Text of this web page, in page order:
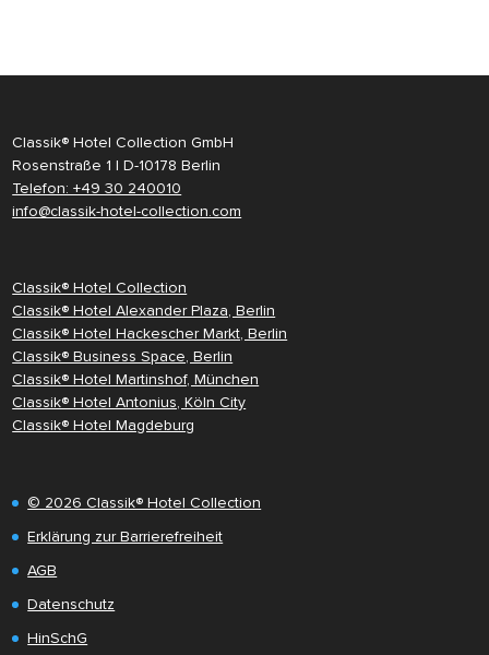
Classik® Hotel Collection GmbH
Rosenstraße 1 | D-10178 Berlin
Telefon: +49 30 240010
info@classik-hotel-collection.com
Classik® Hotel Collection
Classik® Hotel Alexander Plaza, Berlin
Classik® Hotel Hackescher Markt, Berlin
Classik® Business Space, Berlin
Classik® Hotel Martinshof, München
Classik® Hotel Antonius, Köln City
Classik® Hotel Magdeburg
© 2026 Classik® Hotel Collection
Erklärung zur Barrierefreiheit
AGB
Datenschutz
HinSchG